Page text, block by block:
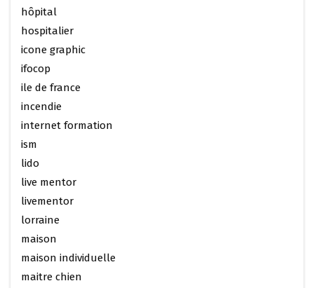
hôpital
hospitalier
icone graphic
ifocop
ile de france
incendie
internet formation
ism
lido
live mentor
livementor
lorraine
maison
maison individuelle
maitre chien